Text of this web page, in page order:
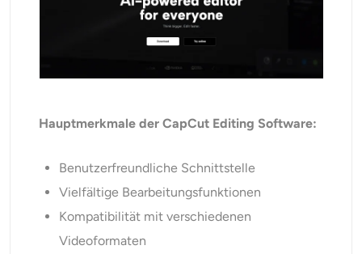
Hauptmerkmale der CapCut Editing Software:
Benutzerfreundliche Schnittstelle
Vielfältige Bearbeitungsfunktionen
Kompatibilität mit verschiedenen
Videoformaten